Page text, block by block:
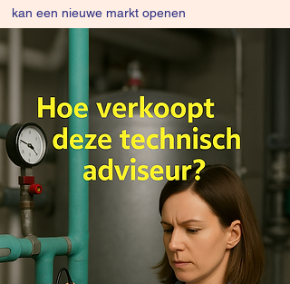
kan een nieuwe markt openen